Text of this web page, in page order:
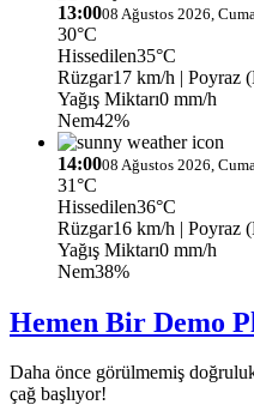
13:0008 Ağustos 2026,
30°C
Hissedilen35°C
Rüzgar17 km/h | Poyraz
Yağış Miktarı0 mm/h
Nem42%
14:0008 Ağustos 2026,
31°C
Hissedilen36°C
Rüzgar16 km/h | Poyraz
Yağış Miktarı0 mm/h
Nem38%
Hemen Bir Demo
Daha önce görülmemiş
çağ başlıyor!